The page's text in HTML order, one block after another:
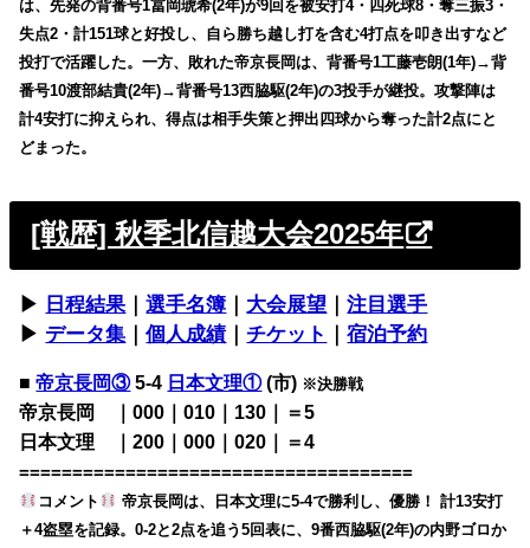
は、先発の背番号1冨岡琥希(2年)が9回を被安打4・四死球8・奪三振3・
失点2・計151球と好投し、自ら勝ち越し打を含む4打点を叩き出すなど
投打で活躍した。一方、敗れた帝京長岡は、背番号1工藤壱朗(1年)→背
番号10渡部結貴(2年)→背番号13西脇駆(2年)の3投手が継投。攻撃陣は
計4安打に抑えられ、得点は相手失策と押出四球から奪った計2点にと
どまった。
[戦歴] 秋季北信越大会2025年
▶︎ 日程結果｜選手名簿 大会展望 ｜注目選手
▶︎ データ集 ｜個人成績｜チケット ｜宿泊予約
■帝京長岡③5-4 日本文理①(市) ※決勝戦
帝京長岡 ｜000｜010｜130｜＝5
日本文理 ｜200｜000｜020｜＝4
=====================================
コメント
帝京長岡は、日本文理に5-4で勝利し、優勝！ 計13安打
＋4盗塁を記録。0-2と2点を追う5回表に、9番西脇駆(2年)の内野ゴロか